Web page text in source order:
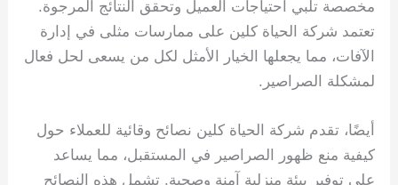
مخصصة تلبي احتياجات العميل وتحقق النتائج المرجوة.
تعتمد شركة الحياة كلين على ممارسات مثلى في إدارة
الآفات، مما يجعلها الخيار الأمثل لكل من يسعى لحل فعال
لمشكلة الصراصير.
أيضًا، تقدم شركة الحياة كلين نصائح وقائية للعملاء حول
كيفية منع ظهور الصراصير في المستقبل، مما يساعد
على توفير بيئة منزلية آمنة وصحية. تشمل هذه النصائح